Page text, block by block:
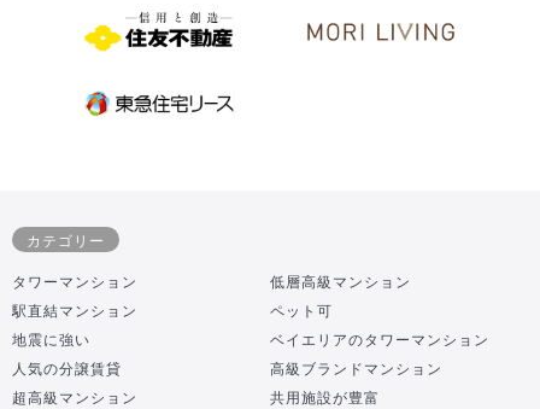
カテゴリー
タワーマンション
低層高級マンション
駅直結マンション
ペット可
地震に強い
ベイエリアのタワーマンション
人気の分譲賃貸
高級ブランドマンション
超高級マンション
共用施設が豊富